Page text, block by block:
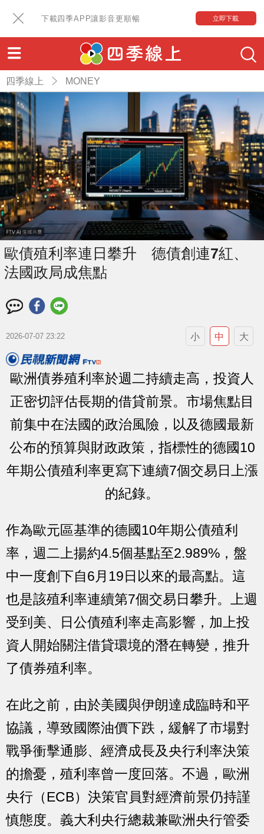
下載四季APP讓影音更順暢 立即下載
四季線上 MONEY
歐債殖利率連日攀升 德債創連7紅、
法國政局成焦點
2026-07-07 23:22 小 中 大
歐洲債券殖利率於週二持續走高，投資人
正密切評估長期的借貸前景。市場焦點目
前集中在法國的政治風險，以及德國最新
公布的預算與財政政策，指標性的德國10
年期公債殖利率更寫下連續7個交易日上漲
的紀錄。
作為歐元區基準的德國10年期公債殖利
率，週二上揚約4.5個基點至2.989%，盤
中一度創下自6月19日以來的最高點。這
也是該殖利率連續第7個交易日攀升。上週
受到美、日公債殖利率走高影響，加上投
資人開始關注借貸環境的潛在轉變，推升
了債券殖利率。
在此之前，由於美國與伊朗達成臨時和平
協議，導致國際油價下跌，緩解了市場對
戰爭衝擊通膨、經濟成長及央行利率決策
的擔憂，殖利率曾一度回落。不過，歐洲
央行（ECB）決策官員對經濟前景仍持謹
慎態度。義大利央行總裁兼歐洲央行管委